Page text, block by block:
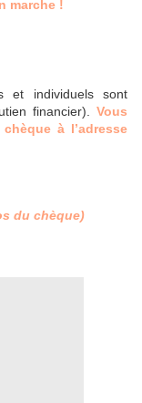
marche !
et individuels sont
financier). Vous
à l’adresse
du chèque)